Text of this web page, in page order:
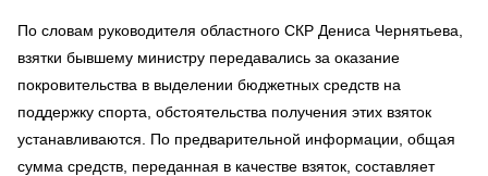
По словам руководителя областного СКР Дениса Чернятьева,
взятки бывшему министру передавались за оказание
покровительства в выделении бюджетных средств на
поддержку спорта, обстоятельства получения этих взяток
устанавливаются. По предварительной информации, общая
сумма средств, переданная в качестве взяток, составляет